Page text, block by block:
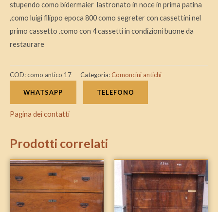
stupendo como bidermaier lastronato in noce in prima patina
,como luigi filippo epoca 800 como segreter con cassettini nel
primo cassetto .como con 4 cassetti in condizioni buone da
restaurare
COD:como antico 17 Categoria: Comoncini antichi
WHATSAPP TELEFONO
Pagina dei contatti
Prodotti correlati